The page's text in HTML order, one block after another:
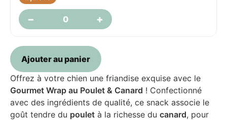
− +
Ajouter au panier
Offrez à votre chien une friandise exquise avec le
Gourmet Wrap au Poulet & Canard ! Confectionné
avec des ingrédients de qualité, ce snack associe le
goût tendre du poulet à la richesse du canard, pour